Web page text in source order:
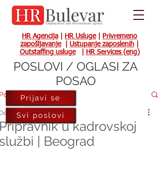
HR Agencija HR Usluge|
Privremeno
zapošljavanje| Ustupanje zaposlenih
Outstaffing usluge| HR Services (eng)
u kadrovskoj
| Beograd
13, 2018
Prijavi se
Svi poslovi
POSLOVI / OGLASI ZA
POSAO